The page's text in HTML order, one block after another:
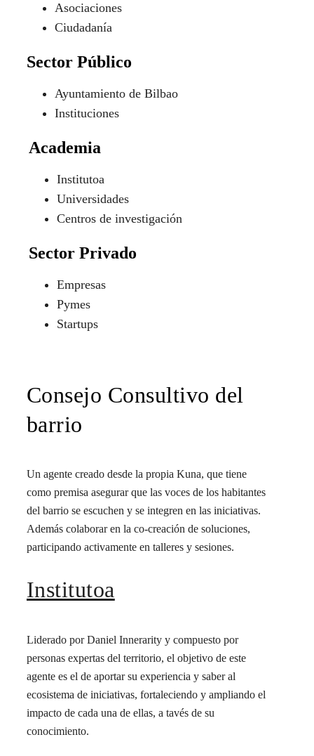
Asociaciones
Ciudadanía
Sector Público
Ayuntamiento de Bilbao
Instituciones
Academia
Institutoa
Universidades
Centros de investigación
Sector Privado
Empresas
Pymes
Startups
Consejo Consultivo del
barrio
Un agente creado desde la propia Kuna, que tiene
como premisa asegurar que las voces de los habitantes
del barrio se escuchen y se integren en las iniciativas.
Además colaborar en la co-creación de soluciones,
participando activamente en talleres y sesiones.
Institutoa
Liderado por Daniel Innerarity y compuesto por
personas expertas del territorio, el objetivo de este
agente es el de aportar su experiencia y saber al
ecosistema de iniciativas, fortaleciendo y ampliando el
impacto de cada una de ellas, a tavés de su
conocimiento.